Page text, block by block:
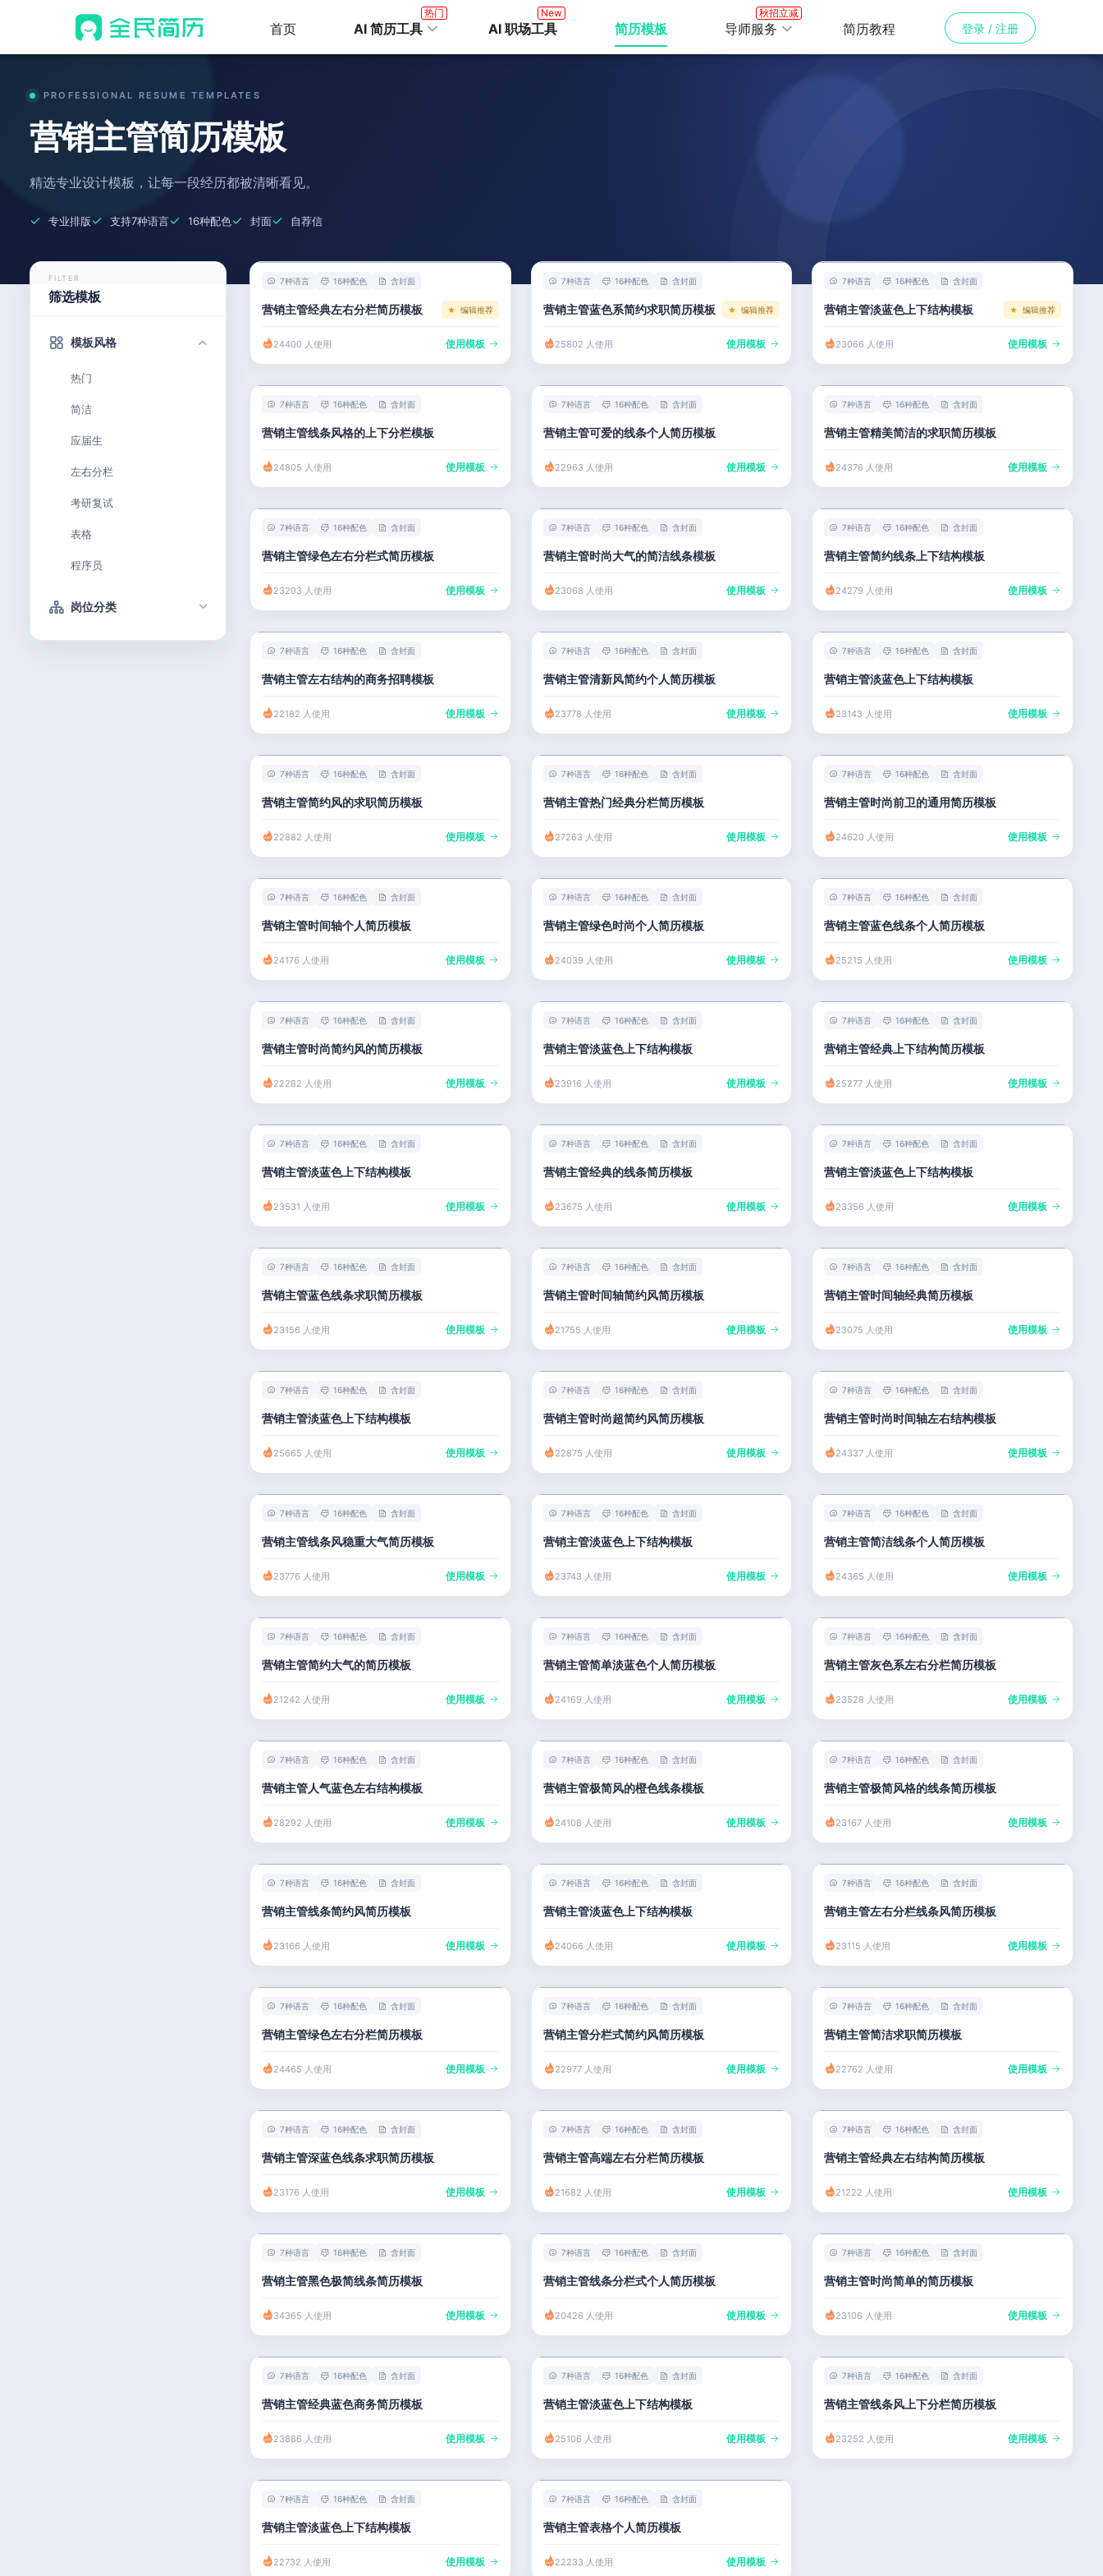
首页 AI 简历工具
热门
AI 职场工具
New
简历模板 导师服务
秋招立减
简历教程 登录 / 注册
PROFESSIONAL RESUME TEMPLATES
营销主管简历模板
精选专业设计模板，让每一段经历都被清晰看见。
专业排版 支持7种语言 16种配色 封面 自荐信
FILTER
筛选模板
模板风格
热门
简洁
应届生
左右分栏
考研复试
表格
程序员
岗位分类
技术 / 研发
7种语言 16种配色 含封面
营销主管经典左右分栏简历模板 编辑推荐
24400 人使用 使用模板
7种语言 16种配色 含封面
营销主管蓝色系简约求职简历模板 编辑推荐
25802 人使用 使用模板
7种语言 16种配色 含封面
营销主管淡蓝色上下结构模板 编辑推荐
23066 人使用 使用模板
7种语言 16种配色 含封面
营销主管线条风格的上下分栏模板
24805 人使用 使用模板
7种语言 16种配色 含封面
营销主管可爱的线条个人简历模板
22963 人使用 使用模板
7种语言 16种配色 含封面
营销主管精美简洁的求职简历模板
24376 人使用 使用模板
7种语言 16种配色 含封面
营销主管绿色左右分栏式简历模板
23203 人使用 使用模板
7种语言 16种配色 含封面
营销主管时尚大气的简洁线条模板
23068 人使用 使用模板
7种语言 16种配色 含封面
营销主管简约线条上下结构模板
24279 人使用 使用模板
7种语言 16种配色 含封面
营销主管左右结构的商务招聘模板
22182 人使用 使用模板
7种语言 16种配色 含封面
营销主管清新风简约个人简历模板
23778 人使用 使用模板
7种语言 16种配色 含封面
营销主管淡蓝色上下结构模板
23143 人使用 使用模板
7种语言 16种配色 含封面
营销主管简约风的求职简历模板
22882 人使用 使用模板
7种语言 16种配色 含封面
营销主管热门经典分栏简历模板
27263 人使用 使用模板
7种语言 16种配色 含封面
营销主管时尚前卫的通用简历模板
24620 人使用 使用模板
7种语言 16种配色 含封面
营销主管时间轴个人简历模板
24176 人使用 使用模板
7种语言 16种配色 含封面
营销主管绿色时尚个人简历模板
24039 人使用 使用模板
7种语言 16种配色 含封面
营销主管蓝色线条个人简历模板
25215 人使用 使用模板
7种语言 16种配色 含封面
营销主管时尚简约风的简历模板
22282 人使用 使用模板
7种语言 16种配色 含封面
营销主管淡蓝色上下结构模板
23916 人使用 使用模板
7种语言 16种配色 含封面
营销主管经典上下结构简历模板
25277 人使用 使用模板
7种语言 16种配色 含封面
营销主管淡蓝色上下结构模板
23531 人使用 使用模板
7种语言 16种配色 含封面
营销主管经典的线条简历模板
23675 人使用 使用模板
7种语言 16种配色 含封面
营销主管淡蓝色上下结构模板
23356 人使用 使用模板
7种语言 16种配色 含封面
营销主管蓝色线条求职简历模板
23156 人使用 使用模板
7种语言 16种配色 含封面
营销主管时间轴简约风简历模板
21755 人使用 使用模板
7种语言 16种配色 含封面
营销主管时间轴经典简历模板
23075 人使用 使用模板
7种语言 16种配色 含封面
营销主管淡蓝色上下结构模板
25665 人使用 使用模板
7种语言 16种配色 含封面
营销主管时尚超简约风简历模板
22875 人使用 使用模板
7种语言 16种配色 含封面
营销主管时尚时间轴左右结构模板
24337 人使用 使用模板
7种语言 16种配色 含封面
营销主管线条风稳重大气简历模板
23776 人使用 使用模板
7种语言 16种配色 含封面
营销主管淡蓝色上下结构模板
23743 人使用 使用模板
7种语言 16种配色 含封面
营销主管简洁线条个人简历模板
24365 人使用 使用模板
7种语言 16种配色 含封面
营销主管简约大气的简历模板
21242 人使用 使用模板
7种语言 16种配色 含封面
营销主管简单淡蓝色个人简历模板
24169 人使用 使用模板
7种语言 16种配色 含封面
营销主管灰色系左右分栏简历模板
23528 人使用 使用模板
7种语言 16种配色 含封面
营销主管人气蓝色左右结构模板
28292 人使用 使用模板
7种语言 16种配色 含封面
营销主管极简风的橙色线条模板
24108 人使用 使用模板
7种语言 16种配色 含封面
营销主管极简风格的线条简历模板
23167 人使用 使用模板
7种语言 16种配色 含封面
营销主管线条简约风简历模板
23166 人使用 使用模板
7种语言 16种配色 含封面
营销主管淡蓝色上下结构模板
24066 人使用 使用模板
7种语言 16种配色 含封面
营销主管左右分栏线条风简历模板
23115 人使用 使用模板
7种语言 16种配色 含封面
营销主管绿色左右分栏简历模板
24465 人使用 使用模板
7种语言 16种配色 含封面
营销主管分栏式简约风简历模板
22977 人使用 使用模板
7种语言 16种配色 含封面
营销主管简洁求职简历模板
22762 人使用 使用模板
7种语言 16种配色 含封面
营销主管深蓝色线条求职简历模板
23176 人使用 使用模板
7种语言 16种配色 含封面
营销主管高端左右分栏简历模板
21682 人使用 使用模板
7种语言 16种配色 含封面
营销主管经典左右结构简历模板
21222 人使用 使用模板
7种语言 16种配色 含封面
营销主管黑色极简线条简历模板
34365 人使用 使用模板
7种语言 16种配色 含封面
营销主管线条分栏式个人简历模板
20426 人使用 使用模板
7种语言 16种配色 含封面
营销主管时尚简单的简历模板
23106 人使用 使用模板
7种语言 16种配色 含封面
营销主管经典蓝色商务简历模板
23886 人使用 使用模板
7种语言 16种配色 含封面
营销主管淡蓝色上下结构模板
25106 人使用 使用模板
7种语言 16种配色 含封面
营销主管线条风上下分栏简历模板
23252 人使用 使用模板
7种语言 16种配色 含封面
营销主管淡蓝色上下结构模板
22732 人使用 使用模板
7种语言 16种配色 含封面
营销主管表格个人简历模板
22233 人使用 使用模板